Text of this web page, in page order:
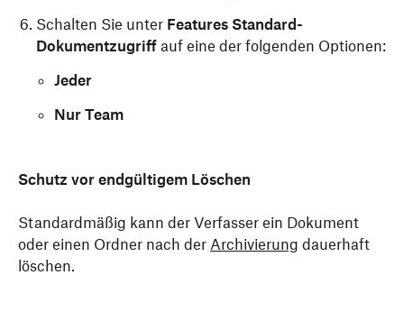
Schalten Sie unter Features Standard-
Dokumentzugriff auf eine der folgenden Optionen:
Jeder
Nur Team
Schutz vor endgültigem Löschen
Standardmäßig kann der Verfasser ein Dokument
oder einen Ordner nach der Archivierung dauerhaft
löschen.